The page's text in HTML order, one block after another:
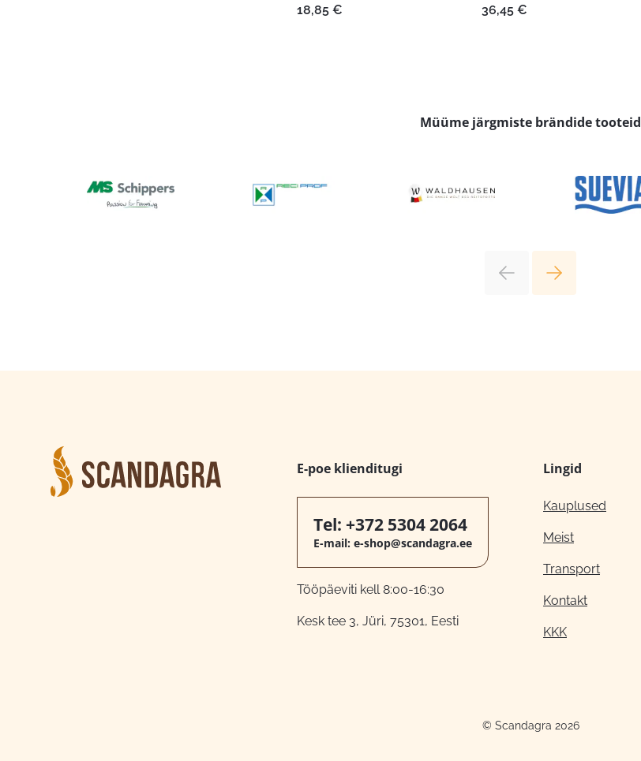
18,85 € 36,45 €
Müüme järgmiste brändide tooteid
E-poe klienditugi
Tel: +372 5304 2064
E-mail: e-shop@scandagra.ee
Tööpäeviti kell 8:00-16:30
Kesk tee 3, Jüri, 75301, Eesti
Lingid
Kauplused
Meist
Transport
Kontakt
KKK
© Scandagra 2026